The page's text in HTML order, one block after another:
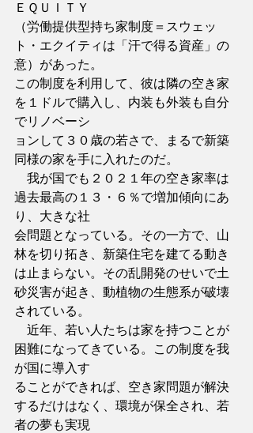
ＥＱＵＩＴＹ
（労働提供型持ち家制度＝スウェッ
ト・エクイティは「汗で得る資産」の
意）があった。
この制度を利用して、彼は隣の空き家
を１ドルで購入し、内装も外装も自分
でリノベーシ
ョンして３０歳の若さで、まるで新築
同様の家を手に入れたのだ。
我が国でも２０２１年の空き家率は
過去最高の１３・６％で増加傾向にあ
り、大きな社
会問題となっている。その一方で、山
林を切り拓き、新築住宅を建てる動き
は止まらない。その乱開発のせいで土
砂災害が起き、動植物の生態系が破壊
されている。
近年、若い人たちは家を持つことが
困難になってきている。この制度を我
が国に導入す
ることができれば、空き家問題が解決
するだけはなく、環境が保全され、若
者の夢も実現